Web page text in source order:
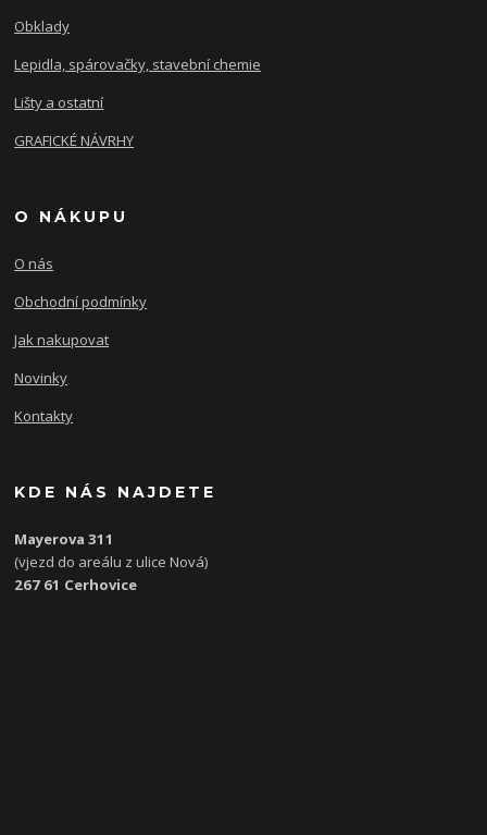
Obklady
Lepidla, spárovačky, stavební chemie
Lišty a ostatní
GRAFICKÉ NÁVRHY
O NÁKUPU
O nás
Obchodní podmínky
Jak nakupovat
Novinky
Kontakty
KDE NÁS NAJDETE
Mayerova 311
(vjezd do areálu z ulice Nová)
267 61 Cerhovice